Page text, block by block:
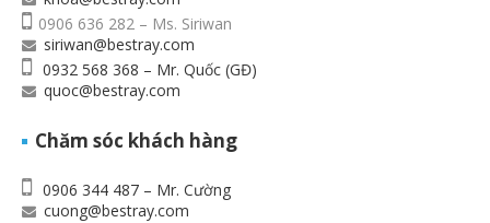
0906 636 282 – Ms. Siriwan
siriwan@bestray.com
0932 568 368 – Mr. Quốc (GĐ)
quoc@bestray.com
Chăm sóc khách hàng
0906 344 487 – Mr. Cường
cuong@bestray.com